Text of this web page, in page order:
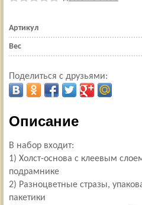
Артикул
Вес
Поделиться с друзьями:
Описание
В набор входит:
1) Холст-основа с клеевым
подрамнике
2) Разноцветные стразы,
пакетики